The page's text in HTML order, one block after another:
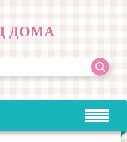
ДОМА